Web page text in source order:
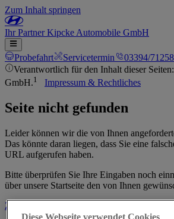
Zum Inhalt springen
IhrPartnerKipcke Automobile GmbH
Probefahrt Servicetermin
03394/
Verantwortlich für den Inhalt dieser
GmbH.1 Impressum & Rechtliches
Seite nicht gefunden
Leider können wir die von Ihnen
Das könnte daran liegen, dass Sie eine
URL aufgerufen haben.
Bitte überprüfen Sie Ihre Eingaben noch
über unsere Startseite den von Ihnen
Zur Startseite
Diese Webseite verwendet Cookies